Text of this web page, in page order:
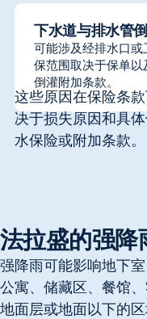
下水道与排水管
可能涉及经排水口
保范围取决于保单以
倒灌附加条款。
这些原因在保险条
决于损失原因和具
水保险或附加条款。
法拉盛的强降
强降雨可能影响地下
公寓、储藏区、餐馆
地面层或地面以下的区